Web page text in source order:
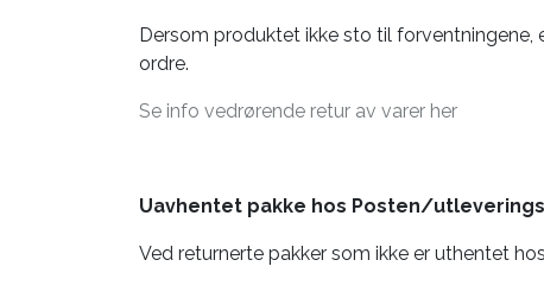
Dersom produktet ikke sto til forventningene,
ordre.
Se info vedrørende retur av varer her
Uavhentet pakke hos Posten/
Ved returnerte pakker som ikke er uthentet